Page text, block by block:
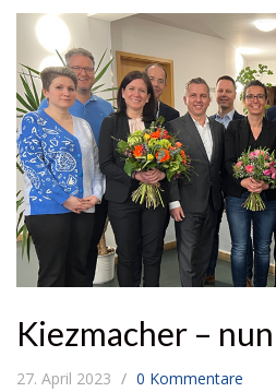
Kiezmacher –
27. April 2023 0 Kommentare